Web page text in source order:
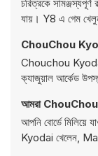
চরিত্রকে সামঞ্জস্যপূর্ণ
যায়। Y8 এ গেম
ChouChou
Chouchou Kyodai
ক্যাজুয়াল আর্কেড
আমরা ChouChou
আপনি বোর্ডে মিলিয়ে
Kyodai খেলেন,